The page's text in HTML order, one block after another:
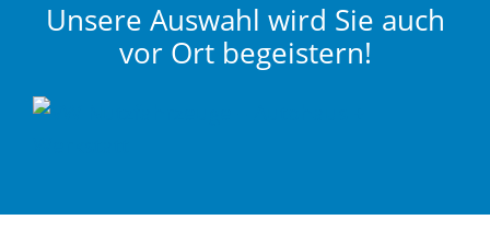
Unsere Auswahl wird Sie auch
vor Ort begeistern!